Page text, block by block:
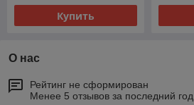
Купить
О нас
Рейтинг не сформирован
Менее 5 отзывов за последний год